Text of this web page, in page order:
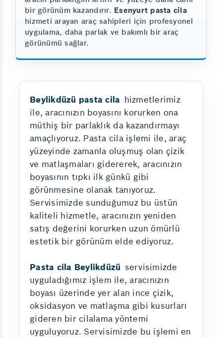
bir görünüm kazandırır. Esenyurt pasta cila
hizmeti arayan araç sahipleri için profesyonel
uygulama, daha parlak ve bakımlı bir araç
görünümü sağlar.
Beylikdüzü pasta cila hizmetlerimiz
ile, aracınızın boyasını korurken ona
müthiş bir parlaklık da kazandırmayı
amaçlıyoruz. Pasta cila işlemi ile, araç
yüzeyinde zamanla oluşmuş olan çizik
ve matlaşmaları gidererek, aracınızın
boyasının tıpkı ilk günkü gibi
görünmesine olanak tanıyoruz.
Servisimizde sunduğumuz bu üstün
kaliteli hizmetle, aracınızın yeniden
satış değerini korurken uzun ömürlü
estetik bir görünüm elde ediyoruz.
Pasta cila Beylikdüzü servisimizde
uyguladığımız işlem ile, aracınızın
boyası üzerinde yer alan ince çizik,
oksidasyon ve matlaşma gibi kusurları
gideren bir cilalama yöntemi
uyguluyoruz. Servisimizde bu işlemi en